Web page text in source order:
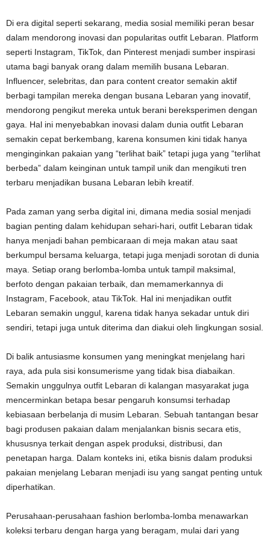
Di era digital seperti sekarang, media sosial memiliki peran besar
dalam mendorong inovasi dan popularitas outfit Lebaran. Platform
seperti Instagram, TikTok, dan Pinterest menjadi sumber inspirasi
utama bagi banyak orang dalam memilih busana Lebaran.
Influencer, selebritas, dan para content creator semakin aktif
berbagi tampilan mereka dengan busana Lebaran yang inovatif,
mendorong pengikut mereka untuk berani bereksperimen dengan
gaya. Hal ini menyebabkan inovasi dalam dunia outfit Lebaran
semakin cepat berkembang, karena konsumen kini tidak hanya
menginginkan pakaian yang “terlihat baik” tetapi juga yang “terlihat
berbeda” dalam keinginan untuk tampil unik dan mengikuti tren
terbaru menjadikan busana Lebaran lebih kreatif.
Pada zaman yang serba digital ini, dimana media sosial menjadi
bagian penting dalam kehidupan sehari-hari, outfit Lebaran tidak
hanya menjadi bahan pembicaraan di meja makan atau saat
berkumpul bersama keluarga, tetapi juga menjadi sorotan di dunia
maya. Setiap orang berlomba-lomba untuk tampil maksimal,
berfoto dengan pakaian terbaik, dan memamerkannya di
Instagram, Facebook, atau TikTok. Hal ini menjadikan outfit
Lebaran semakin unggul, karena tidak hanya sekadar untuk diri
sendiri, tetapi juga untuk diterima dan diakui oleh lingkungan sosial.
Di balik antusiasme konsumen yang meningkat menjelang hari
raya, ada pula sisi konsumerisme yang tidak bisa diabaikan.
Semakin unggulnya outfit Lebaran di kalangan masyarakat juga
mencerminkan betapa besar pengaruh konsumsi terhadap
kebiasaan berbelanja di musim Lebaran. Sebuah tantangan besar
bagi produsen pakaian dalam menjalankan bisnis secara etis,
khususnya terkait dengan aspek produksi, distribusi, dan
penetapan harga. Dalam konteks ini, etika bisnis dalam produksi
pakaian menjelang Lebaran menjadi isu yang sangat penting untuk
diperhatikan.
Perusahaan-perusahaan fashion berlomba-lomba menawarkan
koleksi terbaru dengan harga yang beragam, mulai dari yang